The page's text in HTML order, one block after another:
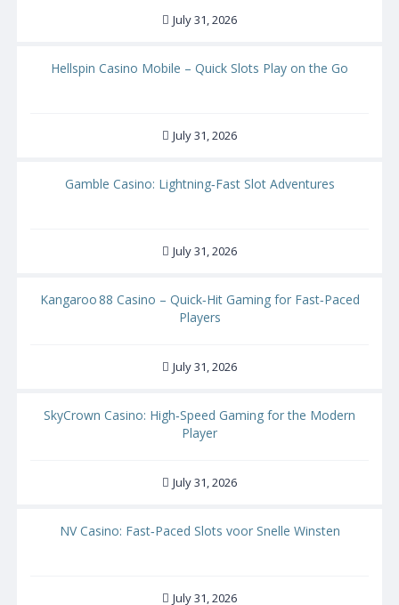
July 31, 2026
Hellspin Casino Mobile – Quick Slots Play on the Go
July 31, 2026
Gamble Casino: Lightning‑Fast Slot Adventures
July 31, 2026
Kangaroo 88 Casino – Quick‑Hit Gaming for Fast‑Paced
Players
July 31, 2026
SkyCrown Casino: High‑Speed Gaming for the Modern
Player
July 31, 2026
NV Casino: Fast‑Paced Slots voor Snelle Winsten
July 31, 2026